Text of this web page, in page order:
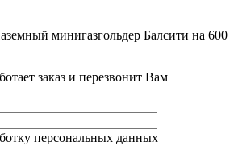
минигазгольдер Балсити на 600
заказ и перезвонит Вам
персональных данных